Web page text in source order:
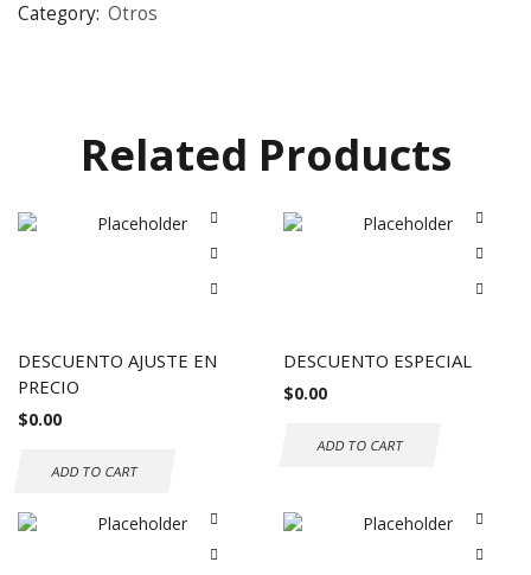
Category: Otros
Related Products
DESCUENTO AJUSTE EN
PRECIO
$0.00
ADD TO CART
DESCUENTO ESPECIAL
$0.00
ADD TO CART